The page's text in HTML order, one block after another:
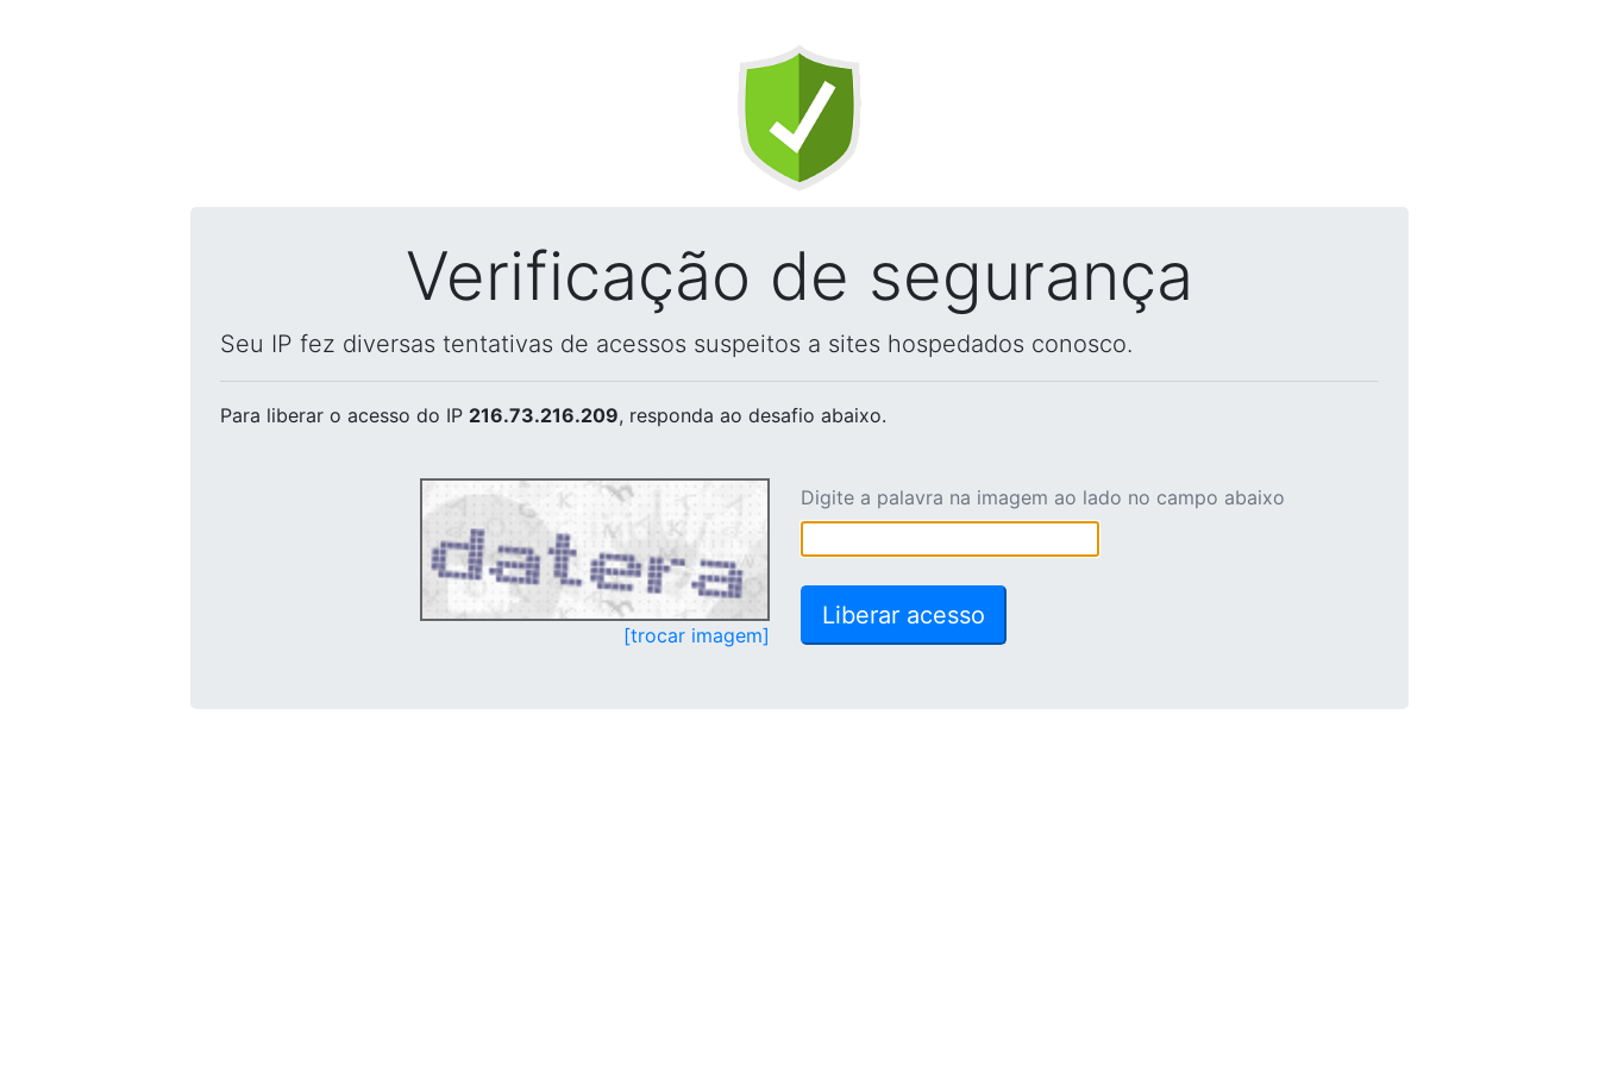
Verificação de segurança
Seu IP fez diversas tentativas de acessos suspeitos a sites hospedados conosco.
Para liberar o acesso do IP 216.73.216.209, responda ao desafio abaixo.
[trocar imagem]
Digite a palavra na imagem ao lado no campo abaixo